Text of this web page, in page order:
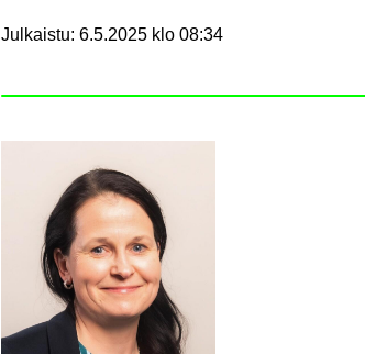
Julkaistu: 6.5.2025 klo 08:34